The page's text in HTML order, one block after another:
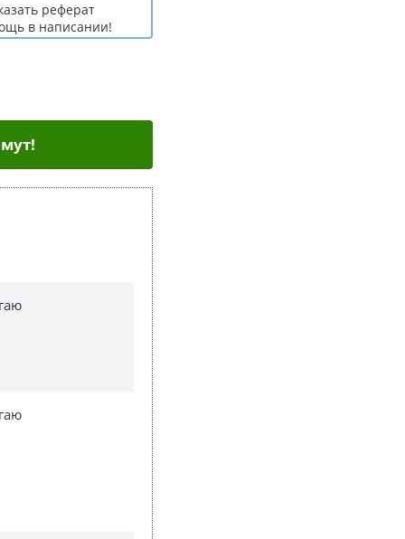
реферат
в написании!